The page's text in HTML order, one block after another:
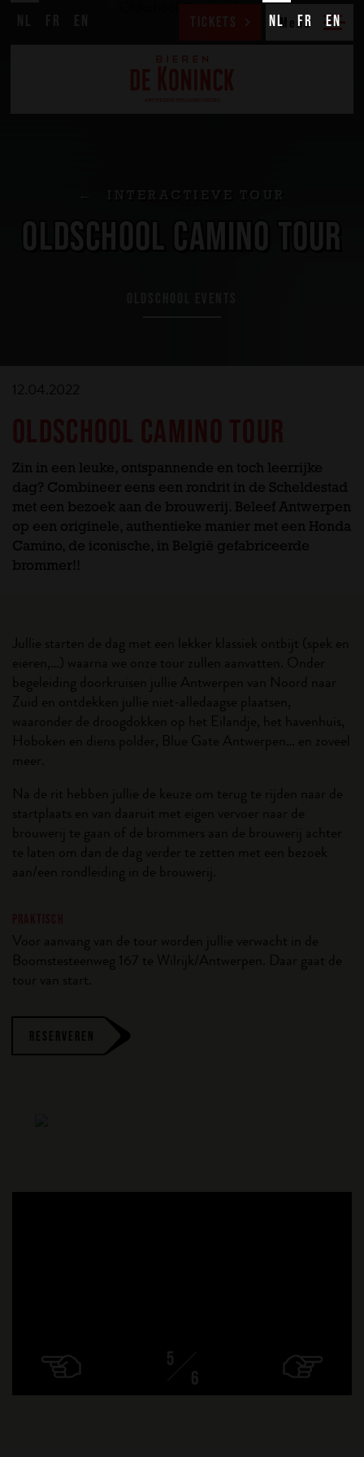
NL FR EN
INTERACTIEVE TOUR
OLDSCHOOL CAMINO TOUR
12.04.2022
Zin in een leuke, ontspannende en toch leerrijke
dag? Combineer eens een rondrit in de Scheldestad
met een bezoek aan de brouwerij. Beleef Antwerpen
op een originele, authentieke manier met een Honda
Camino, de iconische, in België gefabriceerde
brommer!!
Jullie starten de dag met een lekker klassiek ontbijt (spek en
eieren,…) waarna we onze tour zullen aanvatten. Onder
begeleiding doorkruisen jullie Antwerpen van Noord naar
Zuid en ontdekken jullie niet-alledaagse plaatsen,
waaronder de droogdokken op het Eilandje, het havenhuis,
Hoboken en diens polder, Blue Gate Antwerpen… en zoveel
meer.
Na de rit hebben jullie de keuze om terug te rijden naar de
startplaats en van daaruit met eigen vervoer naar de
brouwerij te gaan of de brommers aan de brouwerij achter
te laten om dan de dag verder te zetten met een bezoek
aan/een rondleiding in de brouwerij.
Voor aanvang van de tour worden jullie verwacht in de
Boomstesteenweg 167 te Wilrijk/Antwerpen. Daar gaat de
tour van start.
RESERVEREN